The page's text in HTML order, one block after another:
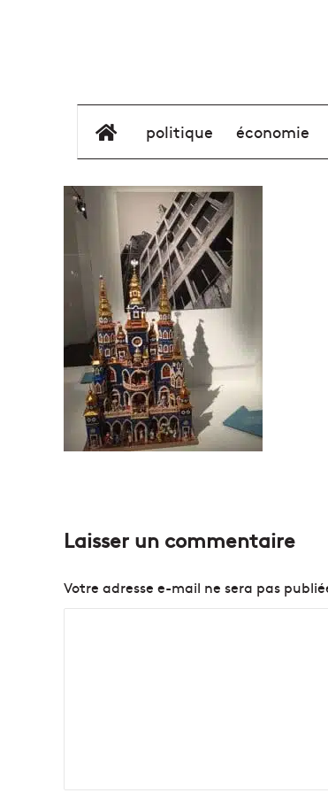
élément de menu
politique économie
Laisser un commentaire
Votre adresse e-mail ne sera pas